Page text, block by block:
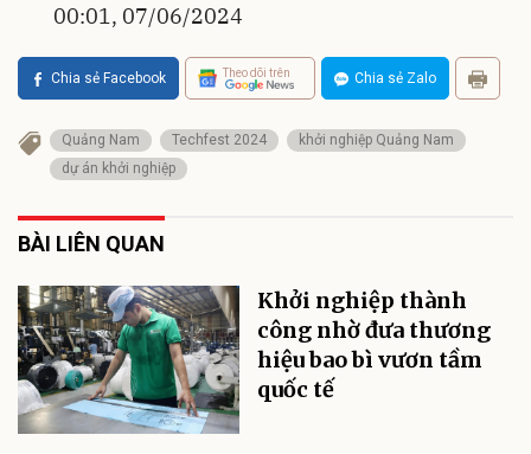
00:01, 07/06/2024
Chia sẻ Facebook Theo dõi trên Chia sẻ Zalo
Quảng Nam Techfest 2024
khởi nghiệp Quảng Nam
dự án khởi nghiệp
BÀI LIÊN QUAN
Khởi nghiệp thành
công nhờ đưa thương
hiệu bao bì vươn tầm
quốc tế